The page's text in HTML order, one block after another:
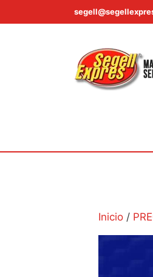
al
Inicio /